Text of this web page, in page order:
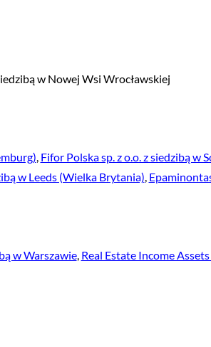
w Nowej Wsi Wrocławskiej
, Fifor Polska sp. z o.o. z siedzibą w
w Leeds (Wielka Brytania),
w Warszawie, Real Estate Income